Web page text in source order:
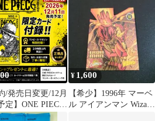
セット
/発売日変更/12月
定】ONE PIECE
Vol.21 カード
¥ 1,600
【希少】1996年 マーベ
ル アイアンマン Wizard